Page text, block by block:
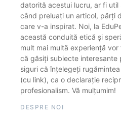
datorită acestui lucru, ar fi
când preluați un articol, părți
care v-a inspirat. Noi, la
această conduită etică și
mult mai multă experiență
că găsiți subiecte interesante
siguri că înțelegeți
(cu link), ca o declarație
profesionalism. Vă mulțumim!
DESPRE NOI